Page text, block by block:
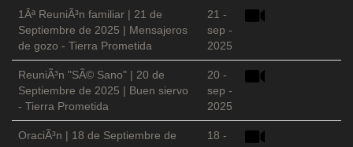
1Âª ReuniÃ³n familiar | 21 de
Septiembre de 2025 | Mensajeros
de gozo - Tierra Prometida
21 -
sep -
2025
ReuniÃ³n "SÃ© Sano" | 20 de
Septiembre de 2025 | Buen siervo
- Tierra Prometida
20 -
sep -
2025
OraciÃ³n | 18 de Septiembre de
18 -